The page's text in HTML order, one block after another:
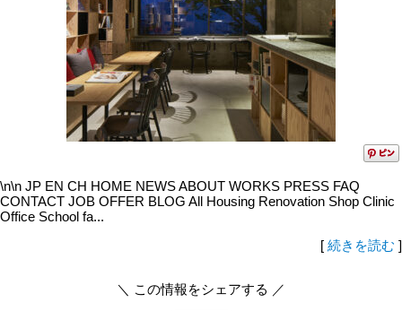
\n\n JP EN CH HOME NEWS ABOUT WORKS PRESS FAQ
CONTACT JOB OFFER BLOG All Housing Renovation Shop Clinic
Office School fa...
[ 続きを読む ]
＼ この情報をシェアする ／